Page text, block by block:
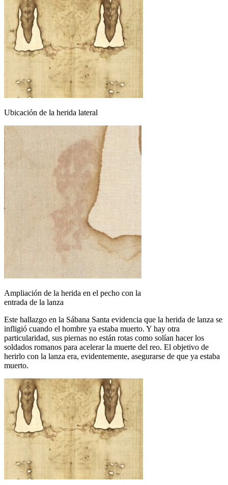
Ubicación de la herida lateral
Ampliación de la herida en el pecho con la
entrada de la lanza
Este hallazgo en la Sábana Santa evidencia que la herida de lanza se
infligió cuando el hombre ya estaba muerto. Y hay otra
particularidad, sus piernas no están rotas como solían hacer los
soldados romanos para acelerar la muerte del reo. El objetivo de
herirlo con la lanza era, evidentemente, asegurarse de que ya estaba
muerto.